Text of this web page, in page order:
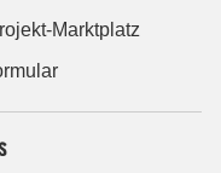
Marktplatz